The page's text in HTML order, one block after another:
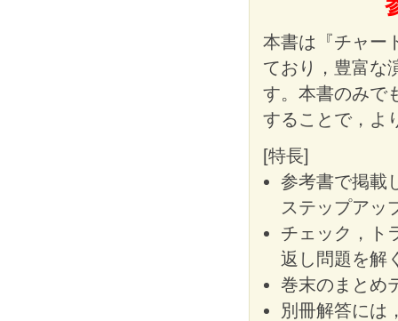
本書は『チャ
ており，豊富な
す。本書のみで
することで，よ
[特長]
参考書で掲載
ステップアッ
チェック，ト
返し問題を解
巻末のまとめ
別冊解答には